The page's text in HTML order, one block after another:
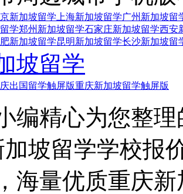
新加坡留学 上海新加坡留学广州新加坡留
学郑州新加坡留学石家庄新加坡留学西安
新加坡留学昆明新加坡留学长沙新加坡留
坡留学
出国留学触屏版重庆新加坡留学触屏版
编精心为您整
加坡留学学校报
海量优质重庆